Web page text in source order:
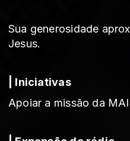
Sua generosidade
Jesus.
| Iniciativas
Apoiar a missão da